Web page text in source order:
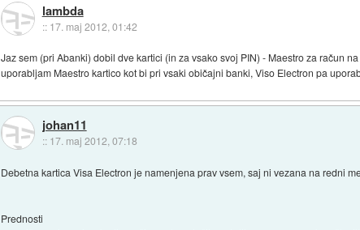
lambda
:: 17. maj 2012, 01:42
Jaz sem (pri Abanki) dobil dve kartici (in za vsako svoj PIN) - Maestro za račun
uporabljam Maestro kartico kot bi pri vsaki običajni banki, Viso Electron pa
johan11
:: 17. maj 2012, 07:18
Debetna kartica Visa Electron je namenjena prav vsem, saj ni vezana na redni
Prednosti